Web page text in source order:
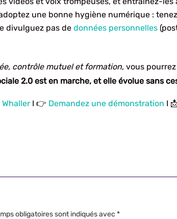
une bonne hygiène numérique :
divulguez pas dedonnées personnelles
contrôle mutuel et formation, vous
2.0 est en marche, et elle évolue sans
Whaller I 👉 Demandez une démonstration I
obligatoires sont indiqués avec*